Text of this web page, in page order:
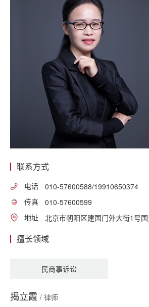
联系方式
电话
010-57600588/19910650374
传真
010-57600599
地址
北京市朝阳区建国门外大街1号
擅长领域
民商事诉讼
揭立霞 / 律师